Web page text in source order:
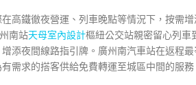
高鐵徹夜營運、列車晚點等情況下，按需
南站天母室內設計樞紐公交站親密留心列車
添夜間線路指引牌。廣州南汽車站在返程
需求的搭客供給免費轉運至城區中間的服務